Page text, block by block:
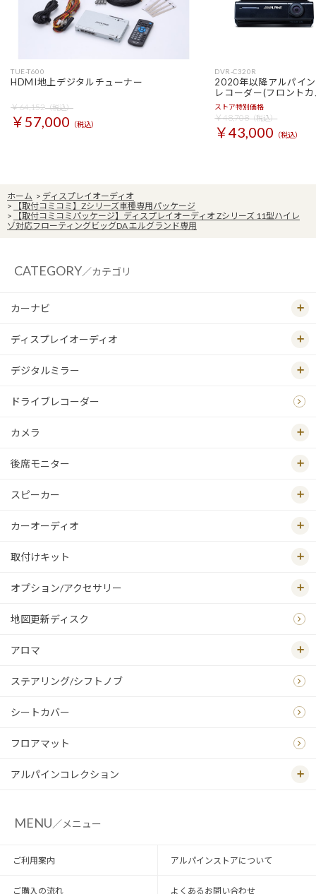
TUE-T600
HDMI地上デジタルチューナー
￥64,152（税込）
￥57,000 （税込）
DVR-C320R
2020年以降アルパイ
レコーダー(フロント
ストア特別価格
￥48,708（税込）
￥43,000 （税込）
ホーム > ディスプレイオーディオ
>
【取付コミコミ】Zシリーズ車種専用パッケージ
>
【取付コミコミパッケージ】ディスプレイオーディオ Zシリーズ 11型ハイレ
ゾ対応フローティングビッグDA エルグランド専用
CATEGORY／カテゴリ
カーナビ
ディスプレイオーディオ
デジタルミラー
ドライブレコーダー
カメラ
後席モニター
スピーカー
カーオーディオ
取付けキット
オプション/アクセサリー
地図更新ディスク
アロマ
ステアリング/シフトノブ
シートカバー
フロアマット
アルパインコレクション
MENU／メニュー
ご利用案内 アルパインストアについて
ご購入の流れ よくあるお問い合わせ